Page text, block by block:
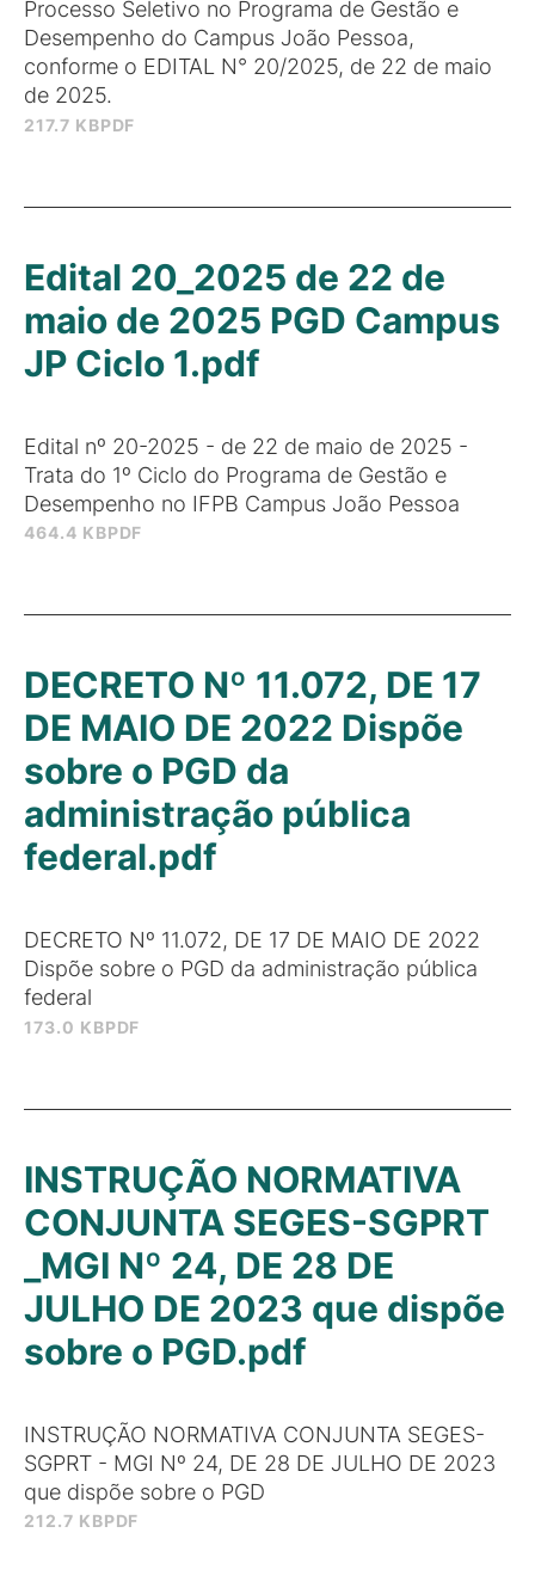
217.7 KBPDF
Processo Seletivo no Programa de Gestão e
Desempenho do Campus João Pessoa,
conforme o EDITAL N° 20/2025, de 22 de maio
de 2025.
464.4 KBPDF
Edital 20_2025 de 22 de
maio de 2025 PGD Campus
JP Ciclo 1.pdf
Edital nº 20-2025 - de 22 de maio de 2025 -
Trata do 1º Ciclo do Programa de Gestão e
Desempenho no IFPB Campus João Pessoa
173.0 KBPDF
DECRETO Nº 11.072, DE 17
DE MAIO DE 2022 Dispõe
sobre o PGD da
administração pública
federal.pdf
DECRETO Nº 11.072, DE 17 DE MAIO DE 2022
Dispõe sobre o PGD da administração pública
federal
212.7 KBPDF
INSTRUÇÃO NORMATIVA
CONJUNTA SEGES-SGPRT
_MGI Nº 24, DE 28 DE
JULHO DE 2023 que dispõe
sobre o PGD.pdf
INSTRUÇÃO NORMATIVA CONJUNTA SEGES-
SGPRT - MGI Nº 24, DE 28 DE JULHO DE 2023
que dispõe sobre o PGD